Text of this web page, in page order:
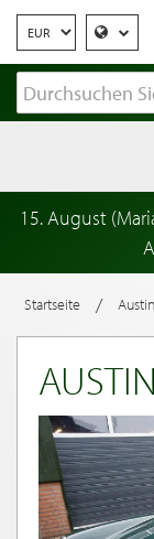
15. August
Startseite /